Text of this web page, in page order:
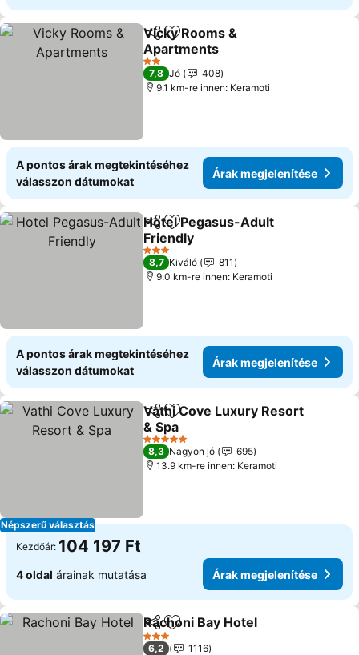
Megosztás
Hozzáadás a kedvencekhez
Vicky Rooms &
Apartments
2 Kategória
7,8 Jó
408
9.1 km-re innen: Keramoti
A pontos árak megtekintéséhez
válasszon dátumokat
Árak megjelenítése
Megosztás
Hozzáadás a kedvencekhez
Hotel Pegasus-Adult
Friendly
3 Kategória
8,7 Kiváló
811
9.0 km-re innen: Keramoti
A pontos árak megtekintéséhez
válasszon dátumokat
Árak megjelenítése
Népszerű választás
Megosztás
Hozzáadás a kedvencekhez
Vathi Cove Luxury Resort
& Spa
5 Kategória
8,3 Nagyon jó
695
13.9 km-re innen: Keramoti
Kezdőár: 104 197 Ft
4 oldal árainak mutatása Árak megjelenítése
Megosztás
Hozzáadás a kedvencekhez
Rachoni Bay Hotel
3 Kategória
6,2
1116